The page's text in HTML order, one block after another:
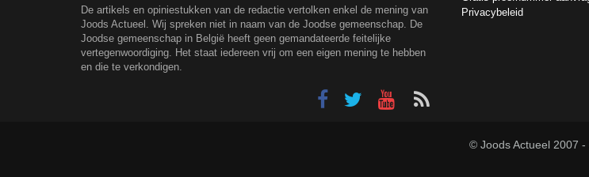
De artikels en opiniestukken van de redactie vertolken enkel de mening van
Joods Actueel. Wij spreken niet in naam van de Joodse gemeenschap. De
Joodse gemeenschap in België heeft geen gemandateerde feitelijke
vertegenwoordiging. Het staat iedereen vrij om een eigen mening te hebben
en die te verkondigen.
Privacybeleid
© Joods Actueel 2007 -